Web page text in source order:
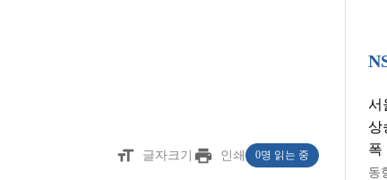
format_size 글자크기 print 인쇄 0명 읽는 중
서
상
폭
동